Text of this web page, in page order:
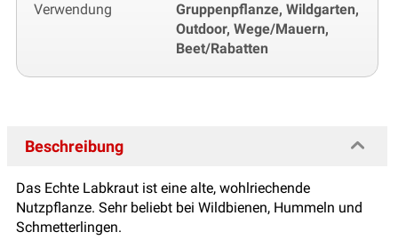
Verwendung
Gruppenpflanze, Wildgarten,
Outdoor, Wege/Mauern,
Beet/Rabatten
Beschreibung
Das Echte Labkraut ist eine alte, wohlriechende
Nutzpflanze. Sehr beliebt bei Wildbienen, Hummeln und
Schmetterlingen.